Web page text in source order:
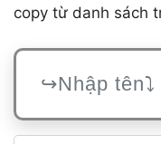
copy từ danh sách